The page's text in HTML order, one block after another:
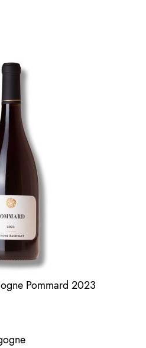
Pommard 2023